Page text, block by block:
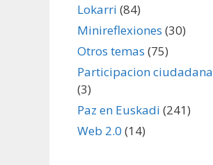
Lokarri (84)
Minireflexiones (30)
Otros temas (75)
Participacion ciudadana
(3)
Paz en Euskadi (241)
Web 2.0 (14)